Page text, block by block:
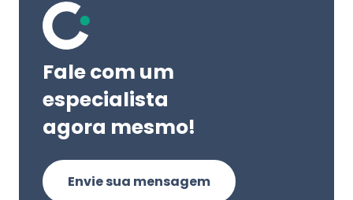
Fale com um
especialista
agora mesmo!
Envie sua mensagem